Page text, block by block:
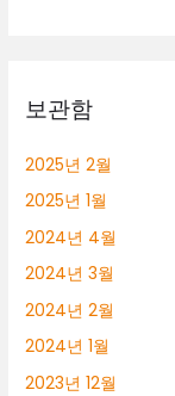
보관함
2025년 2월
2025년 1월
2024년 4월
2024년 3월
2024년 2월
2024년 1월
2023년 12월